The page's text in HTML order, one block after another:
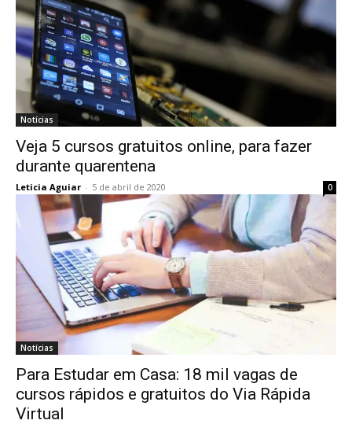
Notícias
Veja 5 cursos gratuitos online, para fazer
durante quarentena
Leticia Aguiar - 5 de abril de 2020 0
Notícias
Para Estudar em Casa: 18 mil vagas de
cursos rápidos e gratuitos do Via Rápida
Virtual